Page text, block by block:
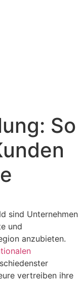
So
sind Unternehmen
und
anzubieten.
vertreiben ihre